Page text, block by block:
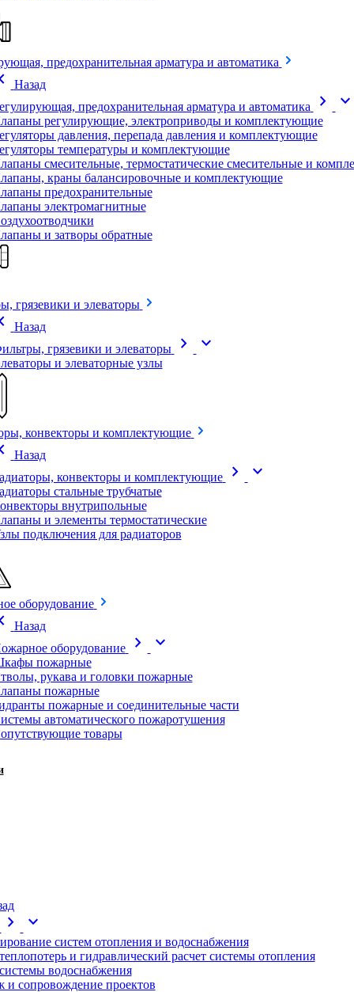
предохранительная арматура и автоматика
Назад
предохранительная арматура и автоматика
chevron_right expand_more
регулирующие, электроприводы и комплектующие
давления, перепада давления и комплектующие
температуры и комплектующие
смесительные, термостатические смесительные и
краны балансировочные и комплектующие
предохранительные
электромагнитные
и затворы обратные
грязевики и элеваторы
Назад
грязевики и элеваторы
chevron_right expand_more
и элеваторные узлы
конвекторы и комплектующие
Назад
конвекторы и комплектующие
chevron_right expand_more
стальные трубчатые
внутрипольные
и элементы термостатические
подключения для радиаторов
оборудование
Назад
оборудование
chevron_right expand_more
пожарные
рукава и головки пожарные
пожарные
пожарные и соединительные части
автоматического пожаротушения
товары
chevron_right expand_more
систем отопления и водоснабжения
и гидравлический расчет системы отопления
водоснабжения
и сопровождение проектов